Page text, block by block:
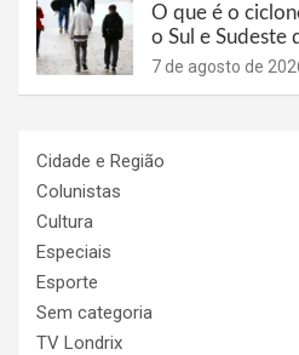
O que é o
o Sul e Sudeste
7 de agosto de
Cidade e Região
Colunistas
Cultura
Especiais
Esporte
Sem categoria
TV Londrix